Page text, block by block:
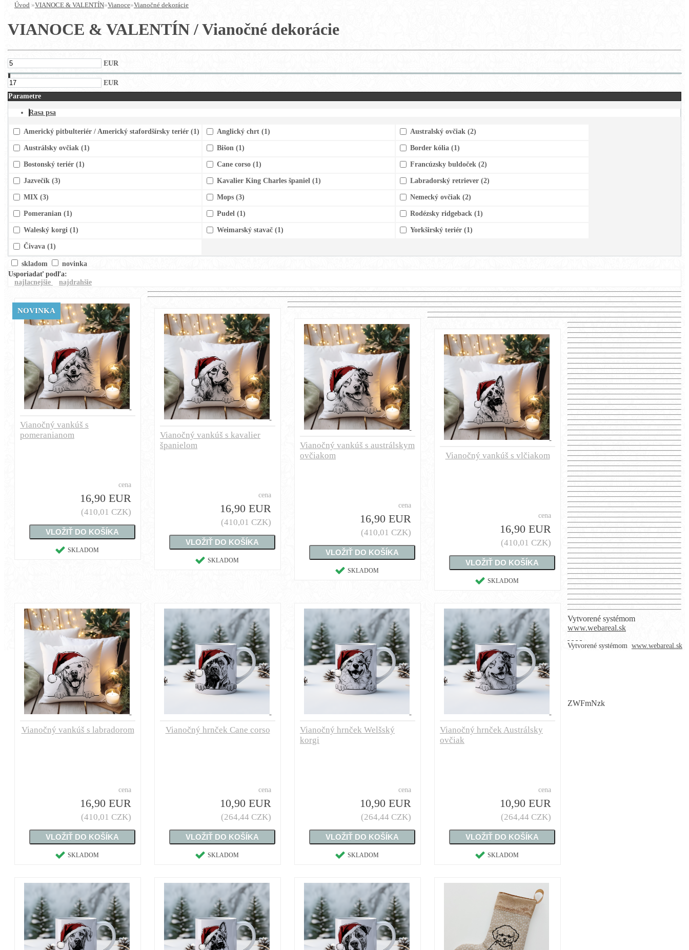
Úvod »VIANOCE & VALENTÍN»Vianoce»Vianočné dekorácie
VIANOCE & VALENTÍN / Vianočné dekorácie
EUR
EUR
Parametre
Rasa psa
Americký pitbulteriér / Americký stafordšírsky teriér (1) Anglický chrt (1) Australský ovčiak (2)
Austrálsky ovčiak (1) Bišon (1) Border kólia (1)
Bostonský teriér (1) Cane corso (1) Francúzsky buldoček (2)
Jazvečík (3) Kavalier King Charles španiel (1) Labradorský retriever (2)
MIX (3) Mops (3) Nemecký ovčiak (2)
Pomeranian (1) Pudel (1) Rodézsky ridgeback (1)
Waleský korgi (1) Weimarský stavač (1) Yorkširský teriér (1)
Čivava (1)
skladom
novinka
Usporiadať podľa:
najlacnejšie
najdrahšie
Vianočný vankúš s
pomeranianom
cena
16,90 EUR
(410,01 CZK)
SKLADOM
NOVINKA
Vianočný vankúš s kavalier
španielom
cena
16,90 EUR
(410,01 CZK)
SKLADOM
Vianočný vankúš s austrálskym
ovčiakom
cena
16,90 EUR
(410,01 CZK)
SKLADOM
Vianočný vankúš s vlčiakom
cena
16,90 EUR
(410,01 CZK)
SKLADOM
Vianočný vankúš s labradorom
cena
16,90 EUR
(410,01 CZK)
SKLADOM
Vianočný hrnček Cane corso
cena
10,90 EUR
(264,44 CZK)
SKLADOM
Vianočný hrnček Welšský
korgi
cena
10,90 EUR
(264,44 CZK)
SKLADOM
Vianočný hrnček Austrálsky
ovčiak
cena
10,90 EUR
(264,44 CZK)
SKLADOM
Vytvorené systémom
www.webareal.sk
Vytvorené systémom www.webareal.sk
ZWFmNzk